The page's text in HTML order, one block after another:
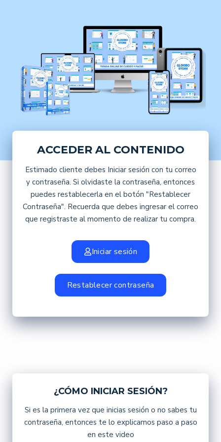
ACCEDER AL CONTENIDO
Estimado cliente debes Iniciar sesión con tu correo
y contraseña. Si olvidaste la contraseña, entonces
puedes restablecerla en el botón "Restablecer
Contraseña". Recuerda que debes ingresar el correo
que registraste al momento de realizar tu compra.
Iniciar sesión
Restablecer contraseña
¿CÓMO INICIAR SESIÓN?
Si es la primera vez que inicias sesión o no sabes tu
contraseña, entonces te lo explicamos paso a paso
en este video